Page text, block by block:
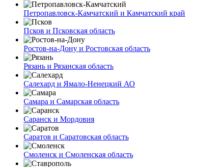
Петропавловск-Камчатский и Камчатский край
Псков и Псковская область
Ростов-на-Дону и Ростовская область
Рязань и Рязанская область
Салехард и Ямало-Ненецкий АО
Самара и Самарская область
Саранск и Мордовия
Саратов и Саратовская область
Смоленск и Смоленская область